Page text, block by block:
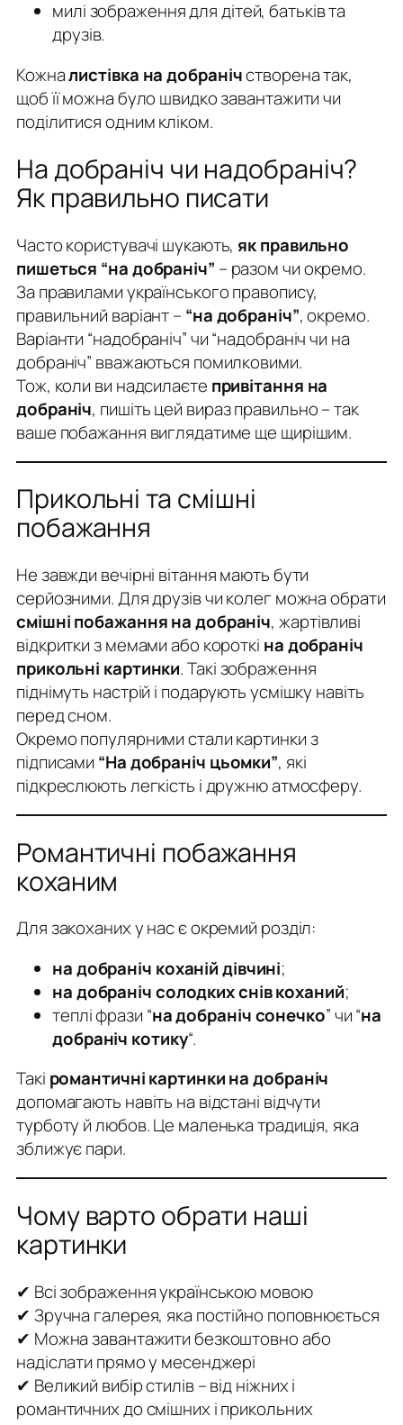
милі зображення для дітей, батьків та
друзів.
Кожналистівка на добранічстворена так,
щоб її можна було швидко завантажити чи
поділитися одним кліком.
На добраніч чи надобраніч?
Як правильно писати
Часто користувачі шукають, як правильно
пишеться “на добраніч” – разом чи окремо.
За правилами українського правопису,
правильний варіант – “на добраніч”, окремо.
Варіанти “надобраніч” чи “надобраніч чи на
добраніч” вважаються помилковими.
Тож, коли ви надсилаєте привітання на
добраніч, пишіть цей вираз правильно – так
ваше побажання виглядатиме ще щирішим.
Прикольні та смішні
побажання
Не завжди вечірні вітання мають бути
серйозними. Для друзів чи колег можна обрати
смішні побажання на добраніч, жартівливі
відкритки з мемами або короткі на добраніч
прикольні картинки. Такі зображення
піднімуть настрій і подарують усмішку навіть
перед сном.
Окремо популярними стали картинки з
підписами “На добраніч цьомки”, які
підкреслюють легкість і дружню атмосферу.
Романтичні побажання
коханим
Для закоханих у нас є окремий розділ:
на добраніч коханій дівчині;
на добраніч солодких снів коханий;
теплі фрази “на добраніч сонечко” чи “на
добраніч котику“.
Такі романтичні картинки на добраніч
допомагають навіть на відстані відчути
турботу й любов. Це маленька традиція, яка
зближує пари.
Чому варто обрати наші
картинки
✔ Всі зображення українською мовою
✔ Зручна галерея, яка постійно поповнюється
✔ Можна завантажити безкоштовно або
надіслати прямо у месенджері
✔ Великий вибір стилів – від ніжних і
романтичних до смішних і прикольних